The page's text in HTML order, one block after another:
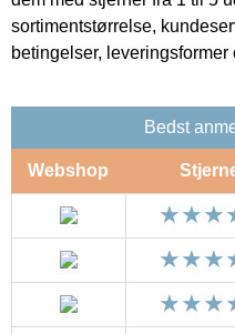
sortimentstørrelse,
betingelser,
Bedst
Webshop